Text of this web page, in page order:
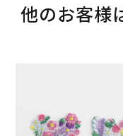
他のお客様